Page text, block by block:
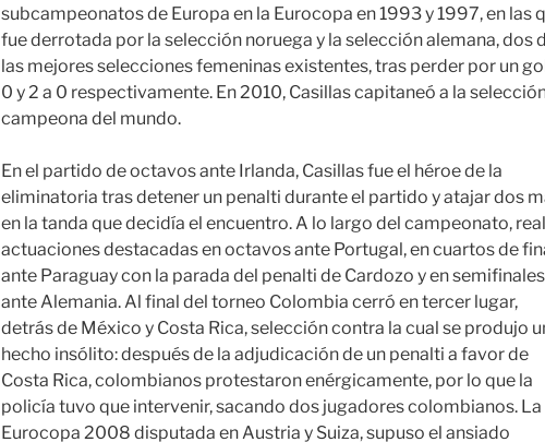
subcampeonatos de Europa en la Eurocopa en 1993 y 1997, en las
fue derrotada por la selección noruega y la selección alemana, dos
las mejores selecciones femeninas existentes, tras perder por un
0 y 2 a 0 respectivamente. En 2010, Casillas capitaneó a la
campeona del mundo.
En el partido de octavos ante Irlanda, Casillas fue el héroe de la
eliminatoria tras detener un penalti durante el partido y atajar dos
en la tanda que decidía el encuentro. A lo largo del campeonato,
actuaciones destacadas en octavos ante Portugal, en cuartos de
ante Paraguay con la parada del penalti de Cardozo y en semifinales
ante Alemania. Al final del torneo Colombia cerró en tercer lugar,
detrás de México y Costa Rica, selección contra la cual se produjo
hecho insólito: después de la adjudicación de un penalti a favor de
Costa Rica, colombianos protestaron enérgicamente, por lo que la
policía tuvo que intervenir, sacando dos jugadores colombianos. La
Eurocopa 2008 disputada en Austria y Suiza, supuso el ansiado